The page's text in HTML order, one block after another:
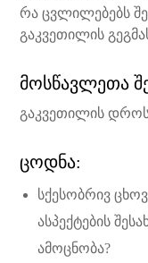
რა ცვლილებებს
გაკვეთილის
მოსწავლეთა
გაკვეთილის
ცოდნა:
სქესობრივ
ასპექტების
ამოცნობა?